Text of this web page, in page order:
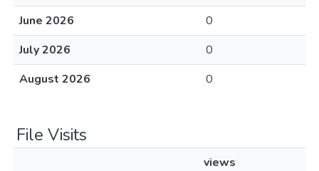
June 2026
0
July 2026
0
August 2026
0
File Visits
views